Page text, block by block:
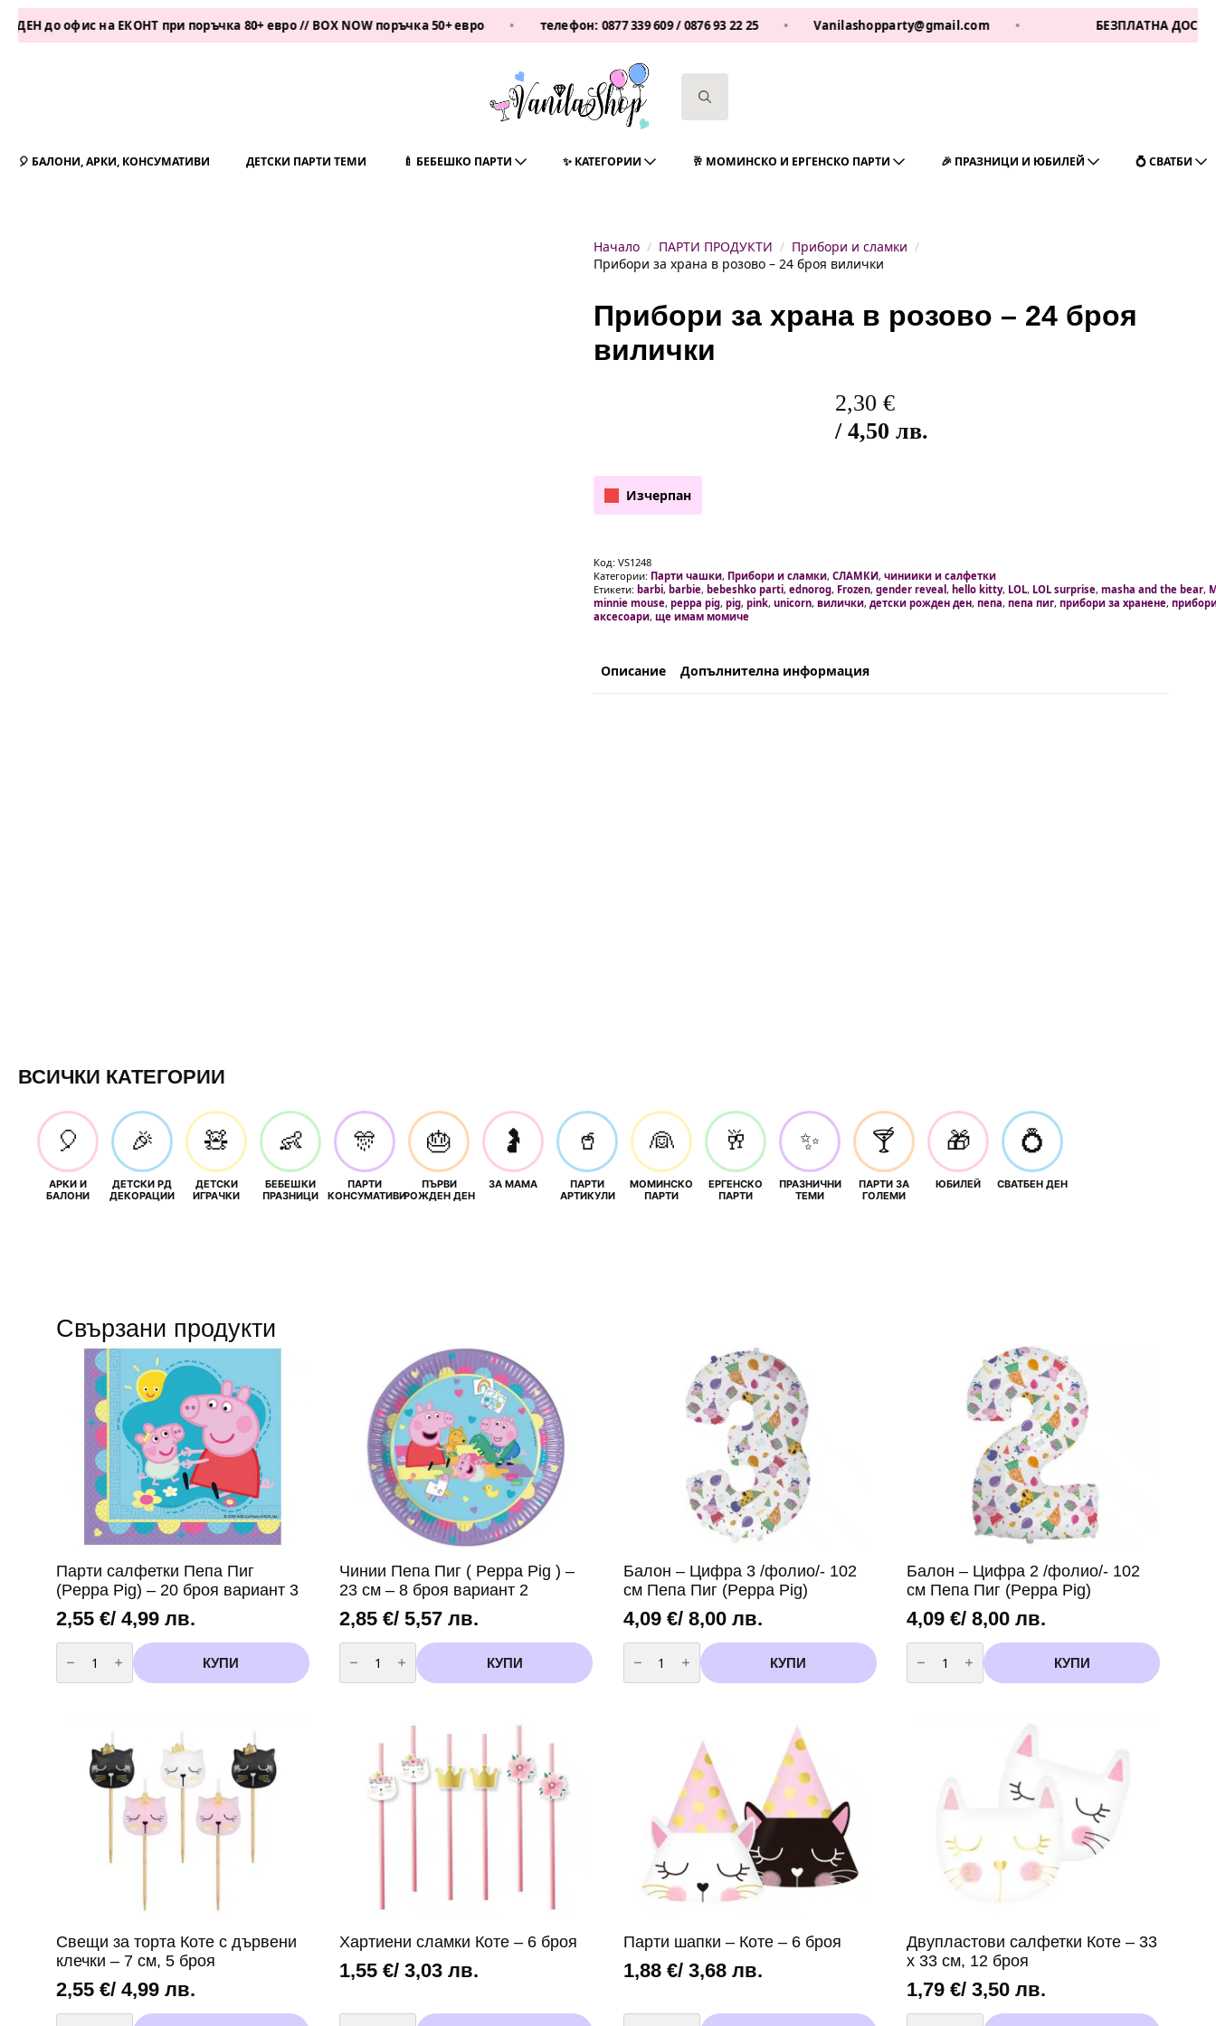
на ЕКОНТ при поръчка 80+ евро // BOX NOW поръчка 50+ евро • телефон:0877 339 609/0876 93 22 25 • Vanilashopparty@gmail.com • БЕЗПЛАТНА ДОСТАВКА ЗА
🎈 БАЛОНИ, АРКИ, КОНСУМАТИВИ ДЕТСКИ ПАРТИ ТЕМИ 🍼 БЕБЕШКО ПАРТИ ✨ КАТЕГОРИИ 🥂 МОМИНСКО И ЕРГЕНСКО ПАРТИ 🎉 ПРАЗНИЦИ И ЮБИЛЕЙ 💍 СВАТБИ
Начало ПАРТИ ПРОДУКТИ
Прибори и сламки
Прибори за храна в розово – 24 броя вилички
Прибори за храна в розово – 24 броя
вилички
2,30 €
/ 4,50 лв.
Изчерпан
Код: VS1248
Категории: Парти чашки, Прибори и сламки, СЛАМКИ, чиниики и салфетки
Етикети: barbi, barbie, bebeshko parti, ednorog, Frozen, gender reveal , hello kitty, LOL, LOL surprise, masha and the bear,
minnie mouse, peppa pig, pig, pink, unicorn, вилички, детски рожден ден, пепа, пепа пиг, прибори за хранене,
аксесоари, ще имам момиче
Описание Допълнителна информация
ВСИЧКИ КАТЕГОРИИ
🎈
АРКИ И
БАЛОНИ
🎉
ДЕТСКИ РД
ДЕКОРАЦИИ
🧸
ДЕТСКИ
ИГРАЧКИ
👶
БЕБЕШКИ
ПРАЗНИЦИ
🎊
ПАРТИ
КОНСУМАТИВИ
🎂
ПЪРВИ
РОЖДЕН ДЕН
🤰
ЗА МАМА
🥤
ПАРТИ
АРТИКУЛИ
👰
МОМИНСКО
ПАРТИ
🥂
ЕРГЕНСКО
ПАРТИ
✨
ПРАЗНИЧНИ
ТЕМИ
🍸
ПАРТИ ЗА
ГОЛЕМИ
🎁
ЮБИЛЕЙ
💍
СВАТБЕН ДЕН
Свързани продукти
Парти салфетки Пепа Пиг
(Peppa Pig) – 20 броя вариант 3
2,55 €/ 4,99 лв.
количество
за
Парти
салфетки
вариант
КУПИ
Чинии Пепа Пиг ( Peppa Pig ) –
23 см – 8 броя вариант 2
2,85€/ 5,57 лв.
количество
за
Чинии
Пепа
КУПИ
Балон – Цифра 3 /фолио/- 102
см Пепа Пиг (Peppa Pig)
4,09 €/ 8,00 лв.
количество
за
Балон
-
КУПИ
Балон – Цифра 2 /фолио/- 102
см Пепа Пиг (Peppa Pig)
4,09€/ 8,00 лв.
количество
за
Балон
-
(Peppa
КУПИ
Свещи за торта Коте с дървени
клечки – 7 см, 5 броя
2,55 €/ 4,99 лв.
количество
Хартиени сламки Коте – 6 броя
1,55€/ 3,03 лв.
количество
Парти шапки – Коте – 6 броя
1,88 €/ 3,68 лв.
количество
Двупластови салфетки Коте – 33
х 33 см, 12 броя
1,79€/ 3,50 лв.
количество